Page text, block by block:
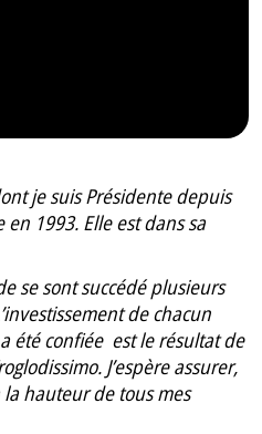
je suis Présidente depuis
1993. Elle est dans sa
se sont succédé plusieurs
de chacun
été confiée est le résultat de
J’espère assurer,
hauteur de tous mes